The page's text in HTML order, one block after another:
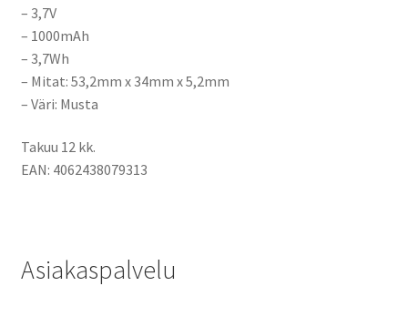
– 3,7V
– 1000mAh
– 3,7Wh
– Mitat: 53,2mm x 34mm x 5,2mm
– Väri: Musta
Takuu 12 kk.
EAN: 4062438079313
Asiakaspalvelu